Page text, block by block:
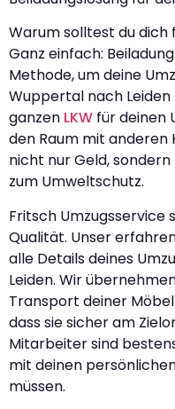
Warum solltest du dich
Ganz einfach:
Methode, um deine
Wuppertal nach
ganzen LKW für deinen
den Raum mit anderen
nicht nur Geld,
zum Umweltschutz.
Fritsch Umzugsservice
Qualität. Unser
alle Details deines
Leiden. Wir
Transport deiner
dass sie sicher am
Mitarbeiter sind
mit deinen
müssen.